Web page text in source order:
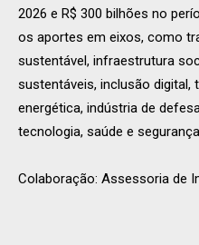
2026 e R$ 300 bilhões no
os aportes em eixos, como
sustentável, infraestrutura
sustentáveis, inclusão digital,
energética, indústria de
tecnologia, saúde e
Colaboração: Assessoria de